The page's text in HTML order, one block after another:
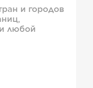
и городов
любой